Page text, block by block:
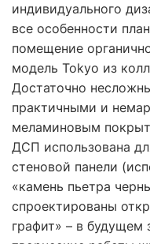
индивидуального
все особенности
помещение
модель Tokyo из
Достаточно
практичными и
меламиновым
ДСП использована
стеновой панели
«камень пьетра
спроектированы
графит» – в будущем